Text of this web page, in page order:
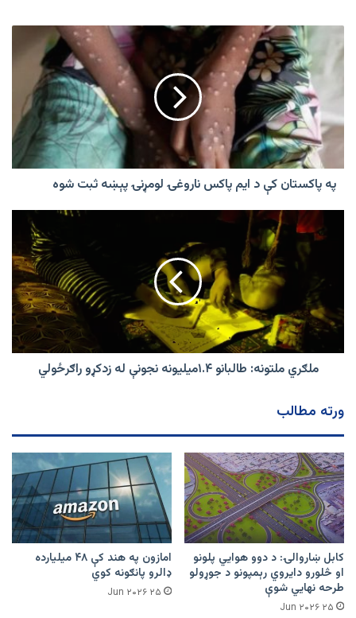
پاکستان
ایم
پاکس
ناروغۍ
لومړنۍ
پېښه
ثبت
په پاکستان کې د ایم پاکس ناروغۍ لومړنۍ پېښه ثبت شوه
ملتونه:
نجونې
زدکړو
راګرځولي
ملګري ملتونه: طالبانو ۱.۴میلیونه نجونې له زدکړو راګرځولي
ورته مطالب
کابل ښاروالۍ: د دوو هوايي پلونو
او څلورو دایروي رېمپونو د جوړولو
طرحه نهایي شوې
۲۵ Jun ۲۰۲۶
امازون په هند کې ۴۸ میلیارده
ډالرو پانګونه کوي
۲۵ Jun ۲۰۲۶